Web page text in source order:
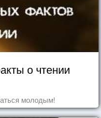
о чтении
молодым!